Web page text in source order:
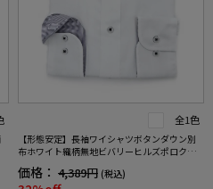
全1色
【形態安定】長袖ワイシャツボタンダウン別
布ホワイト織柄無地ビバリーヒルズポロクラ
価格： 4,389円 (税込)